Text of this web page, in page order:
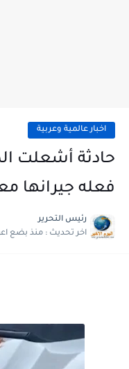
اخبار عالمية وعربية
حادثة أشعلت
فعله جيرانها
رئيس التحرير
اخر تحديث : منذ بضع